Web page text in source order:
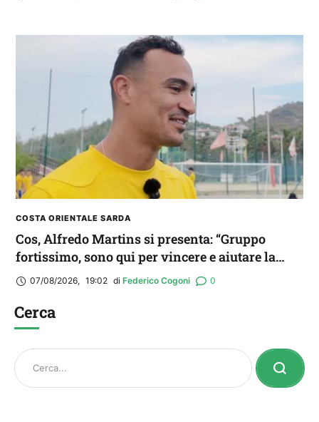
COSTA ORIENTALE SARDA
Cos, Alfredo Martins si presenta: “Gruppo
fortissimo, sono qui per vincere e aiutare la
squadra. Idolo? Mi ispiro a Romario”
07/08/2026, 19:02 di Federico Cogoni 0
Cerca